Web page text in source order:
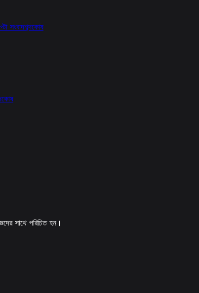
সংবাদশব্দকোষ
সাথে পরিচিত হন।